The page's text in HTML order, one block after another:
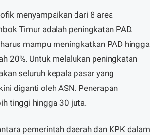
menyampaikan dari 8 area
Timur adalah peningkatan PAD.
mampu meningkatkan PAD hingga
20%. Untuk melalukan peningkatan
seluruh kepala pasar yang
diganti oleh ASN. Penerapan
tinggi hingga 30 juta.
pemerintah daerah dan KPK dalam